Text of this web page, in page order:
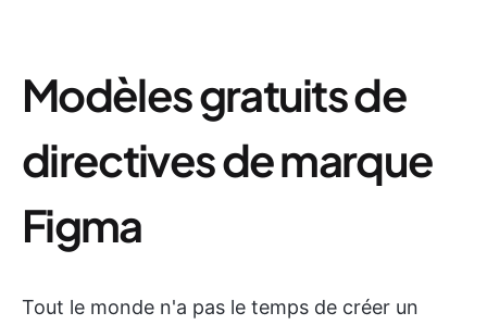
Modèles gratuits de
directives de marque
Figma
Tout le monde n'a pas le temps de créer un